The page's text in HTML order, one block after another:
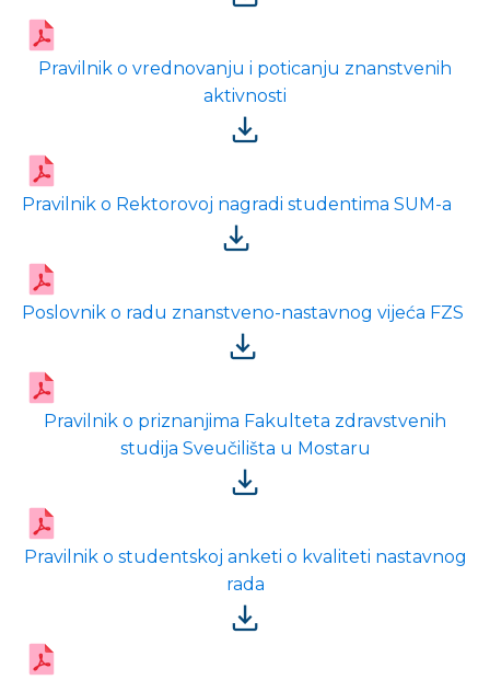
Pravilnik o vrednovanju i poticanju znanstvenih
aktivnosti
Pravilnik o Rektorovoj nagradi studentima SUM-a
Poslovnik o radu znanstveno-nastavnog vijeća FZS
Pravilnik o priznanjima Fakulteta zdravstvenih
studija Sveučilišta u Mostaru
Pravilnik o studentskoj anketi o kvaliteti nastavnog
rada